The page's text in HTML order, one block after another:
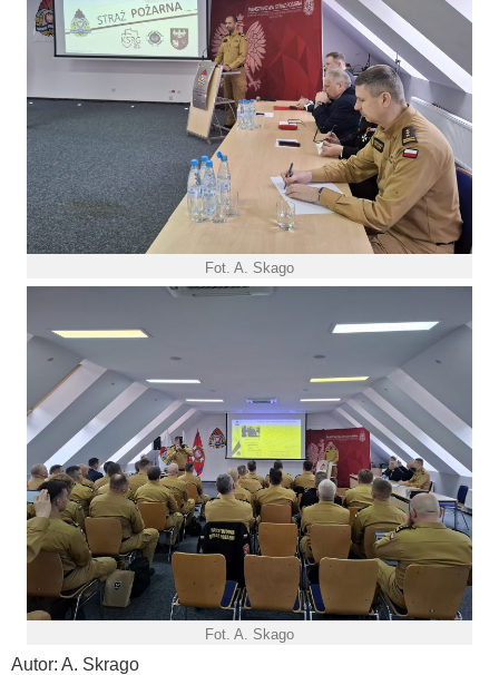
Fot. A. Skago
Fot. A. Skago
Autor: A. Skrago